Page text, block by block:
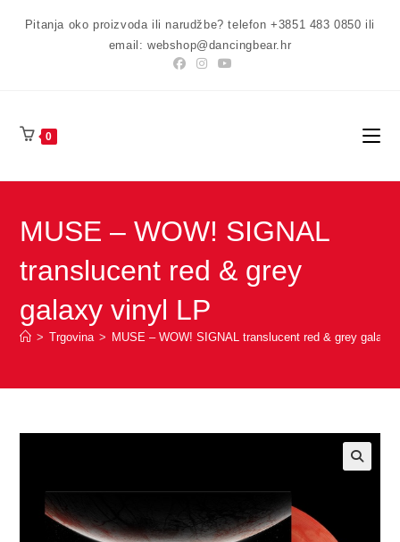
Pitanja oko proizvoda ili narudžbe? telefon +3851 483 0850 ili
email: webshop@dancingbear.hr
0
MUSE – WOW! SIGNAL
translucent red & grey
galaxy vinyl LP
> Trgovina > MUSE – WOW! SIGNAL translucent red & grey galaxy